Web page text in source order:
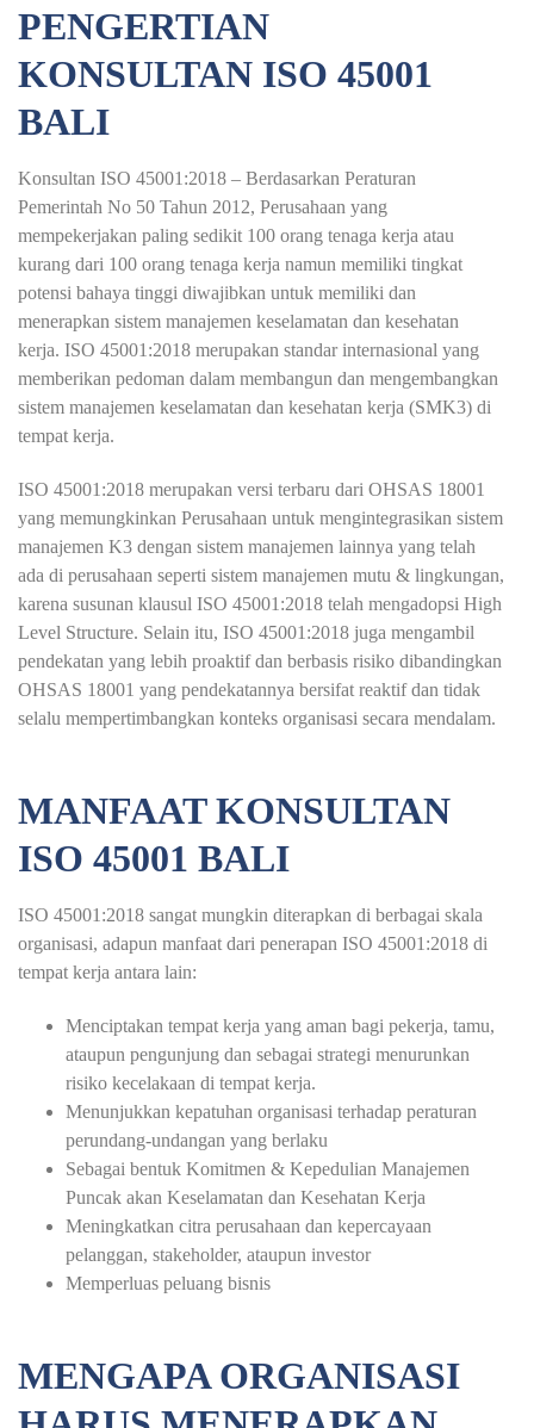
PENGERTIAN
KONSULTAN ISO 45001
BALI
Konsultan ISO 45001:2018 – Berdasarkan Peraturan
Pemerintah No 50 Tahun 2012, Perusahaan yang
mempekerjakan paling sedikit 100 orang tenaga kerja atau
kurang dari 100 orang tenaga kerja namun memiliki tingkat
potensi bahaya tinggi diwajibkan untuk memiliki dan
menerapkan sistem manajemen keselamatan dan kesehatan
kerja. ISO 45001:2018 merupakan standar internasional yang
memberikan pedoman dalam membangun dan mengembangkan
sistem manajemen keselamatan dan kesehatan kerja (SMK3) di
tempat kerja.
ISO 45001:2018 merupakan versi terbaru dari OHSAS 18001
yang memungkinkan Perusahaan untuk mengintegrasikan sistem
manajemen K3 dengan sistem manajemen lainnya yang telah
ada di perusahaan seperti sistem manajemen mutu & lingkungan,
karena susunan klausul ISO 45001:2018 telah mengadopsi High
Level Structure. Selain itu, ISO 45001:2018 juga mengambil
pendekatan yang lebih proaktif dan berbasis risiko dibandingkan
OHSAS 18001 yang pendekatannya bersifat reaktif dan tidak
selalu mempertimbangkan konteks organisasi secara mendalam.
MANFAAT KONSULTAN
ISO 45001 BALI
ISO 45001:2018 sangat mungkin diterapkan di berbagai skala
organisasi, adapun manfaat dari penerapan ISO 45001:2018 di
tempat kerja antara lain:
Menciptakan tempat kerja yang aman bagi pekerja, tamu,
ataupun pengunjung dan sebagai strategi menurunkan
risiko kecelakaan di tempat kerja.
Menunjukkan kepatuhan organisasi terhadap peraturan
perundang-undangan yang berlaku
Sebagai bentuk Komitmen & Kepedulian Manajemen
Puncak akan Keselamatan dan Kesehatan Kerja
Meningkatkan citra perusahaan dan kepercayaan
pelanggan, stakeholder, ataupun investor
Memperluas peluang bisnis
MENGAPA ORGANISASI